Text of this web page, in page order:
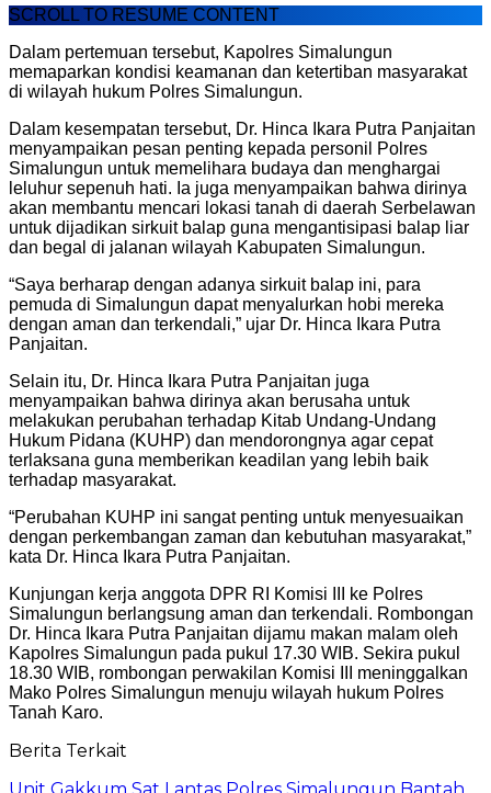
SCROLL TO RESUME CONTENT
Dalam pertemuan tersebut, Kapolres Simalungun
memaparkan kondisi keamanan dan ketertiban masyarakat
di wilayah hukum Polres Simalungun.
Dalam kesempatan tersebut, Dr. Hinca Ikara Putra Panjaitan
menyampaikan pesan penting kepada personil Polres
Simalungun untuk memelihara budaya dan menghargai
leluhur sepenuh hati. Ia juga menyampaikan bahwa dirinya
akan membantu mencari lokasi tanah di daerah Serbelawan
untuk dijadikan sirkuit balap guna mengantisipasi balap liar
dan begal di jalanan wilayah Kabupaten Simalungun.
“Saya berharap dengan adanya sirkuit balap ini, para
pemuda di Simalungun dapat menyalurkan hobi mereka
dengan aman dan terkendali,” ujar Dr. Hinca Ikara Putra
Panjaitan.
Selain itu, Dr. Hinca Ikara Putra Panjaitan juga
menyampaikan bahwa dirinya akan berusaha untuk
melakukan perubahan terhadap Kitab Undang-Undang
Hukum Pidana (KUHP) dan mendorongnya agar cepat
terlaksana guna memberikan keadilan yang lebih baik
terhadap masyarakat.
“Perubahan KUHP ini sangat penting untuk menyesuaikan
dengan perkembangan zaman dan kebutuhan masyarakat,”
kata Dr. Hinca Ikara Putra Panjaitan.
Kunjungan kerja anggota DPR RI Komisi III ke Polres
Simalungun berlangsung aman dan terkendali. Rombongan
Dr. Hinca Ikara Putra Panjaitan dijamu makan malam oleh
Kapolres Simalungun pada pukul 17.30 WIB. Sekira pukul
18.30 WIB, rombongan perwakilan Komisi III meninggalkan
Mako Polres Simalungun menuju wilayah hukum Polres
Tanah Karo.
Berita Terkait